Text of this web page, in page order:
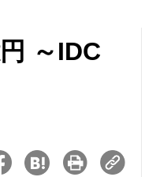
～IDC